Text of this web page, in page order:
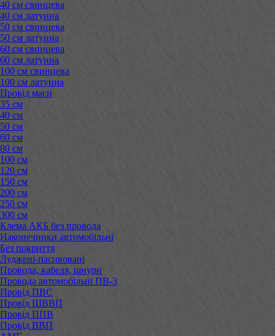
40 см свинцева
40 см латунна
50 см свинцева
50 см латунна
60 см свинцева
60 см латунна
100 см свинцева
100 см латунна
Провід маси
35 см
40 см
50 см
60 см
80 см
100 см
120 см
150 см
200 см
250 см
300 см
Клема АКБ без провода
Наконечники автомобільні
Без покриття
Луджені-пасивовані
Провода, кабеля, шнури
Провода автомобільні ПВ-3
Провід ПВС
Провід ШВВП
Провід ППВ
Провід ВВП